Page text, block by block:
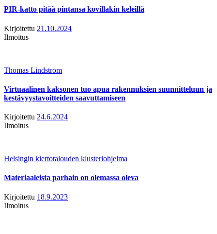
PIR-katto pitää pintansa kovillakin keleillä
Kirjoitettu 21.10.2024
Ilmoitus
Thomas Lindstrom
Virtuaalinen kaksonen tuo apua rakennuksien suunnitteluun ja
kestävyystavoitteiden saavuttamiseen
Kirjoitettu 24.6.2024
Ilmoitus
Helsingin kiertotalouden klusteriohjelma
Materiaaleista parhain on olemassa oleva
Kirjoitettu 18.9.2023
Ilmoitus